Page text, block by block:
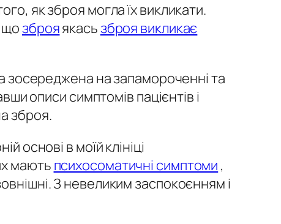
як зброя могла їх викликати.
щозброяякасьзброя викликає
зосереджена на запамороченні та
описи симптомів пацієнтів і
зброя.
основі в моїй клініці
маютьпсихосоматичні симптоми ,
З невеликим заспокоєнням і